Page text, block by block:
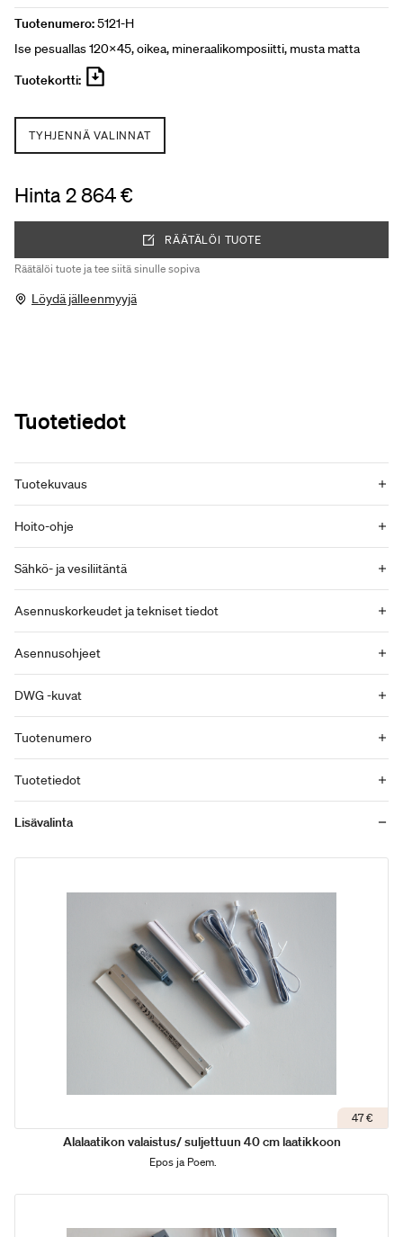
Tuotenumero:5121-H
Ise pesuallas 120x45, oikea, mineraalikomposiitti, musta matta
Tuotekortti:
TYHJENNÄ VALINNAT
Hinta 2 864 €
RÄÄTÄLÖI TUOTE
Räätälöi tuote ja tee siitä sinulle sopiva
Löydä jälleenmyyjä
Tuotetiedot
Tuotekuvaus
Hoito-ohje
Sähkö- ja vesiliitäntä
Asennuskorkeudet ja tekniset tiedot
Asennusohjeet
DWG -kuvat
Tuotenumero
Tuotetiedot
Lisävalinta
47 €
Alalaatikon valaistus/ suljettuun 40 cm laatikkoon
Epos ja Poem.